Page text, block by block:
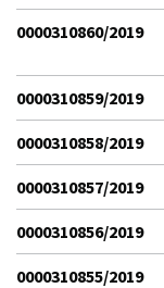
0000310860/2019
0000310859/2019
0000310858/2019
0000310857/2019
0000310856/2019
0000310855/2019